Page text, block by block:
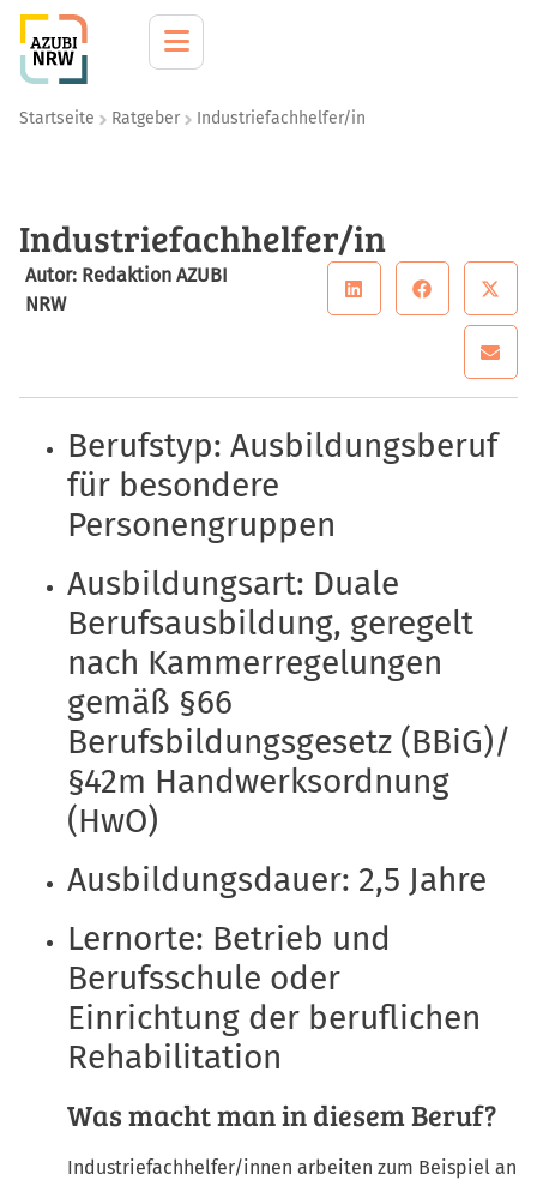
Startseite Ratgeber Industriefachhelfer/in
Industriefachhelfer/in
Autor: Redaktion AZUBI
NRW
Berufstyp: Ausbildungsberuf
für besondere
Personengruppen
Ausbildungsart: Duale
Berufsausbildung, geregelt
nach Kammerregelungen
gemäß §66
Berufsbildungsgesetz (BBiG)/
§42m Handwerksordnung
(HwO)
Ausbildungsdauer: 2,5 Jahre
Lernorte: Betrieb und
Berufsschule oder
Einrichtung der beruflichen
Rehabilitation
Was macht man in diesem Beruf?
Industriefachhelfer/innen arbeiten zum Beispiel an